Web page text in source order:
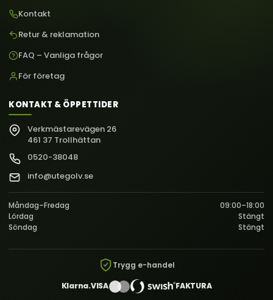
Kontakt
Retur & reklamation
FAQ – Vanliga frågor
För företag
KONTAKT & ÖPPETTIDER
Verkmästarevägen 26
461 37 Trollhättan
0520-38048
info@utegolv.se
Måndag–Fredag
09:00–18:00
Lördag
Stängt
Söndag
Stängt
Trygg e-handel
Klarna.VISA FAKTURA